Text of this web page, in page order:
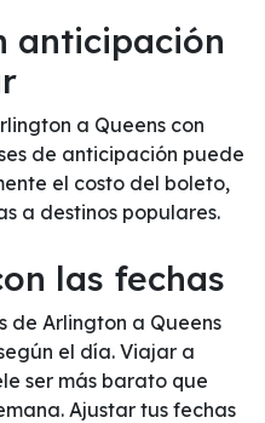
anticipación
a Queens con
de anticipación puede
el costo del boleto,
a destinos populares.
las fechas
de Arlington a Queens
el día. Viajar a
ser más barato que
Ajustar tus fechas